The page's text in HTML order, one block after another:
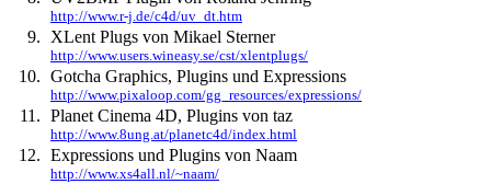
http://www.r-j.de/c4d/uv_dt.htm
9. XLent Plugs von Mikael Sterner
http://www.users.wineasy.se/cst/xlentplugs/
10. Gotcha Graphics, Plugins und Expressions
http://www.pixaloop.com/gg_resources/expressions/
11. Planet Cinema 4D, Plugins von taz
http://www.8ung.at/planetc4d/index.html
12. Expressions und Plugins von Naam
http://www.xs4all.nl/~naam/